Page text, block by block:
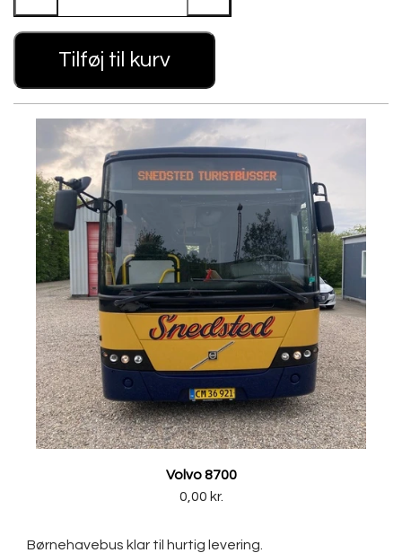
Tilføj til kurv
Volvo 8700
0,00 kr.
Børnehavebus klar til hurtig levering.